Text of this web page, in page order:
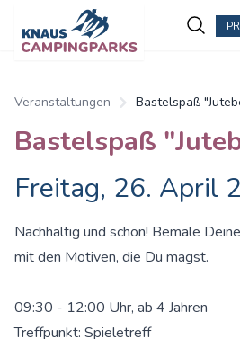
Veranstaltungen Bastelspaß
Bastelspaß
Freitag, 26. April
Nachhaltig und schön! Bemale
mit den Motiven, die Du magst.
09:30 - 12:00 Uhr, ab 4 Jahren
Treffpunkt: Spieletreff